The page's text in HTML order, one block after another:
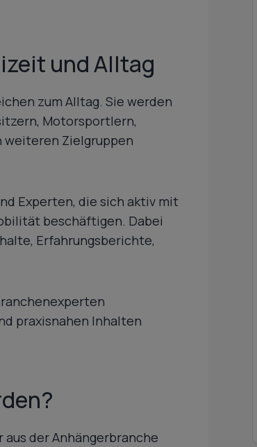
und Alltag
zum Alltag. Sie werden
Motorsportlern,
weiteren Zielgruppen
Experten, die sich aktiv mit
beschäftigen. Dabei
Erfahrungsberichte,
praxisnahen Inhalten
der Anhängerbranche